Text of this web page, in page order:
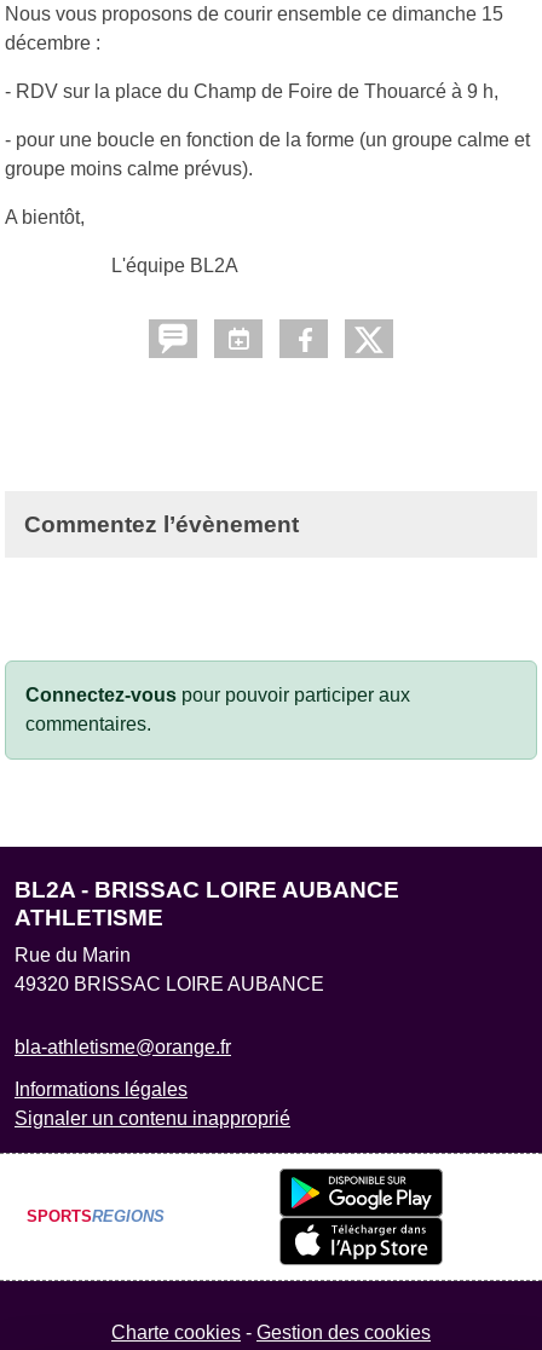
Nous vous proposons de courir ensemble ce dimanche 15
décembre :
- RDV sur la place du Champ de Foire de Thouarcé à 9 h,
- pour une boucle en fonction de la forme (un groupe calme et
groupe moins calme prévus).
A bientôt,
L'équipe BL2A
Commentez l’évènement
Connectez-vous pour pouvoir participer aux
commentaires.
BL2A - BRISSAC LOIRE AUBANCE
ATHLETISME
Rue du Marin
49320 BRISSAC LOIRE AUBANCE
bla-athletisme@orange.fr
Informations légales
Signaler un contenu inapproprié
SPORTSREGIONS
Charte cookies Gestion des cookies